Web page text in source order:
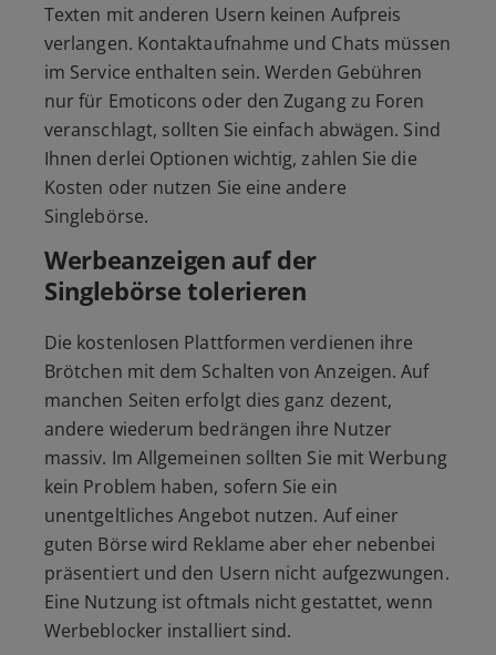
Texten mit anderen Usern keinen Aufpreis
verlangen. Kontaktaufnahme und Chats müssen
im Service enthalten sein. Werden Gebühren
nur für Emoticons oder den Zugang zu Foren
veranschlagt, sollten Sie einfach abwägen. Sind
Ihnen derlei Optionen wichtig, zahlen Sie die
Kosten oder nutzen Sie eine andere
Singlebörse.
Werbeanzeigen auf der
Singlebörse tolerieren
Die kostenlosen Plattformen verdienen ihre
Brötchen mit dem Schalten von Anzeigen. Auf
manchen Seiten erfolgt dies ganz dezent,
andere wiederum bedrängen ihre Nutzer
massiv. Im Allgemeinen sollten Sie mit Werbung
kein Problem haben, sofern Sie ein
unentgeltliches Angebot nutzen. Auf einer
guten Börse wird Reklame aber eher nebenbei
präsentiert und den Usern nicht aufgezwungen.
Eine Nutzung ist oftmals nicht gestattet, wenn
Werbeblocker installiert sind.